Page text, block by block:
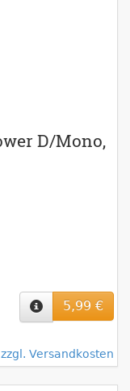
D/Mono,
5,99 €
zzgl. Versandkosten